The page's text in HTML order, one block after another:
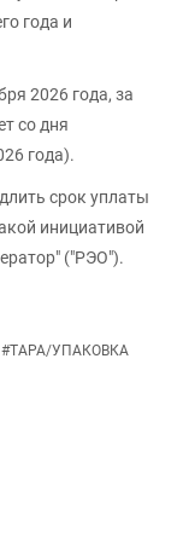
года и
2026 года, за
со дня
года).
срок уплаты
инициативой
("РЭО").
#ТАРА/УПАКОВКА